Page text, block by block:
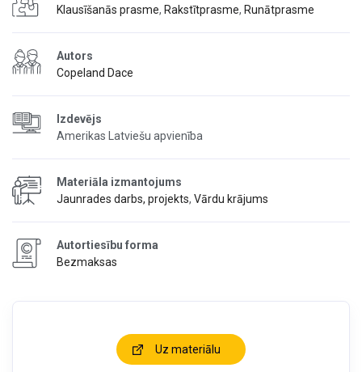
Klausīšanās prasme, Rakstītprasme, Runātprasme
Autors
Copeland Dace
Izdevējs
Amerikas Latviešu apvienība
Materiāla izmantojums
Jaunrades darbs, projekts, Vārdu krājums
Autortiesību forma
Bezmaksas
Uz materiālu